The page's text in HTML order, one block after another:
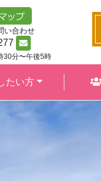
い合わせ
30分〜午後5時
たい方
同好会活動